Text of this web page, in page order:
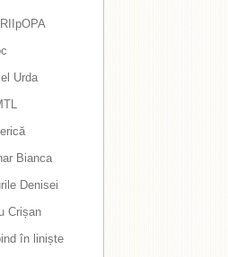
Urda
Bianca
Denisei
Crișan
în liniște